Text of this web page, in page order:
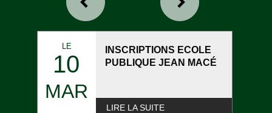
LE
10
MAR
INSCRIPTIONS ECOLE
PUBLIQUE JEAN MACÉ
LIRE LA SUITE